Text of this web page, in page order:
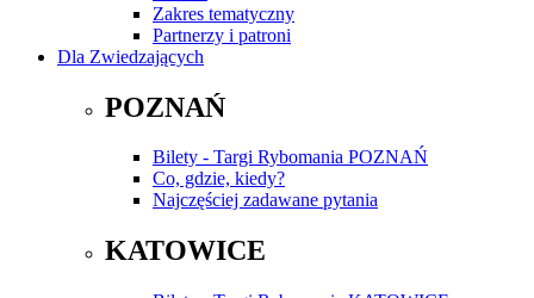
Zakres tematyczny
Partnerzy i patroni
Dla Zwiedzających
POZNAŃ
Bilety - Targi Rybomania POZNAŃ
Co, gdzie, kiedy?
Najczęściej zadawane pytania
KATOWICE